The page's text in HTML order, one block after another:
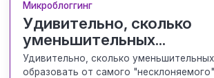
Микроблоггинг
Удивительно, сколько
уменьшительных...
Удивительно, сколько
образовать от самого